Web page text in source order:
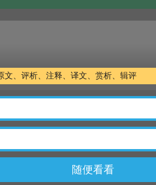
文、评析、注释、译文、赏析、辑评
随便看看